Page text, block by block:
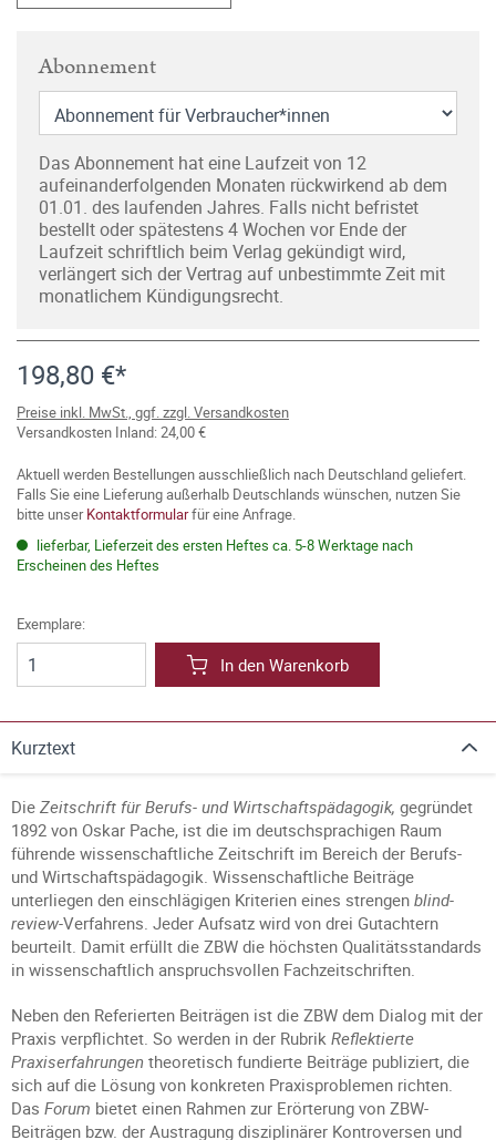
Abonnement
Das Abonnement hat eine Laufzeit von 12
aufeinanderfolgenden Monaten rückwirkend ab dem
01.01. des laufenden Jahres. Falls nicht befristet
bestellt oder spätestens 4 Wochen vor Ende der
Laufzeit schriftlich beim Verlag gekündigt wird,
verlängert sich der Vertrag auf unbestimmte Zeit mit
monatlichem Kündigungsrecht.
198,80 €*
Preise inkl. MwSt., ggf. zzgl. Versandkosten
Versandkosten Inland: 24,00 €
Aktuell werden Bestellungen ausschließlich nach Deutschland geliefert.
Falls Sie eine Lieferung außerhalb Deutschlands wünschen, nutzen Sie
bitte unserKontaktformularfür eine Anfrage.
lieferbar, Lieferzeit des ersten Heftes ca. 5-8 Werktage nach
Erscheinen des Heftes
Exemplare:
In den Warenkorb
Kurztext
Die Zeitschrift für Berufs- und Wirtschaftspädagogik, gegründet
1892 von Oskar Pache, ist die im deutschsprachigen Raum
führende wissenschaftliche Zeitschrift im Bereich der Berufs-
und Wirtschaftspädagogik. Wissenschaftliche Beiträge
unterliegen den einschlägigen Kriterien eines strengen blind-
review-Verfahrens. Jeder Aufsatz wird von drei Gutachtern
beurteilt. Damit erfüllt die ZBW die höchsten Qualitätsstandards
in wissenschaftlich anspruchsvollen Fachzeitschriften.
Neben den Referierten Beiträgen ist die ZBW dem Dialog mit der
Praxis verpflichtet. So werden in der Rubrik Reflektierte
Praxiserfahrungen theoretisch fundierte Beiträge publiziert, die
sich auf die Lösung von konkreten Praxisproblemen richten.
Das Forum bietet einen Rahmen zur Erörterung von ZBW-
Beiträgen bzw. der Austragung disziplinärer Kontroversen und